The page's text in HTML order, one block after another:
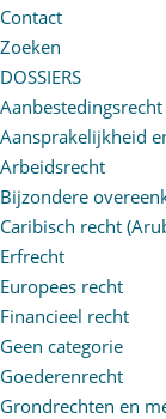
Contact
Zoeken
DOSSIERS
Aanbestedingsrecht
Aansprakelijkheid
Arbeidsrecht
Bijzondere
Caribisch recht
Erfrecht
Europees recht
Financieel recht
Geen categorie
Goederenrecht
Grondrechten en